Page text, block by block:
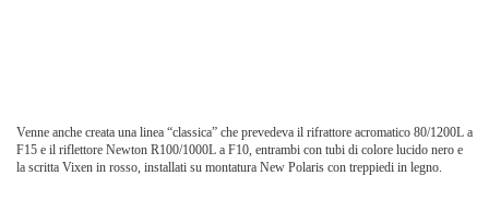
Venne anche creata una linea “classica” che prevedeva il rifrattore acromatico 80/1200L a
F15 e il riflettore Newton R100/1000L a F10, entrambi con tubi di colore lucido nero e
la scritta Vixen in rosso, installati su montatura New Polaris con treppiedi in legno.